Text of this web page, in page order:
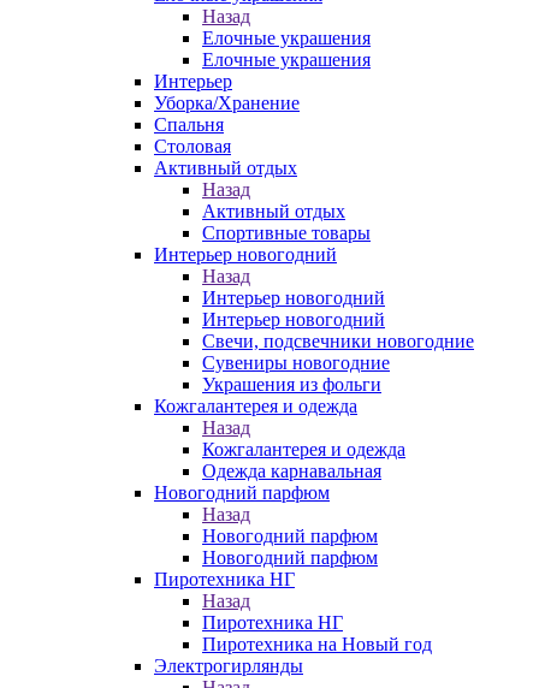
Назад
Елочные украшения
Елочные украшения
Интерьер
Уборка/Хранение
Спальня
Столовая
Активный отдых
Назад
Активный отдых
Спортивные товары
Интерьер новогодний
Назад
Интерьер новогодний
Интерьер новогодний
Свечи, подсвечники новогодние
Сувениры новогодние
Украшения из фольги
Кожгалантерея и одежда
Назад
Кожгалантерея и одежда
Одежда карнавальная
Новогодний парфюм
Назад
Новогодний парфюм
Новогодний парфюм
Пиротехника НГ
Назад
Пиротехника НГ
Пиротехника на Новый год
Электрогирлянды